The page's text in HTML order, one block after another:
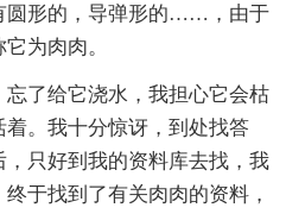
圆形的，导弹形的……，由于
为肉肉。
了给它浇水，我担心它会枯
。我十分惊讶，到处找答
只好到我的资料库去找，我
于找到了有关肉肉的资料，